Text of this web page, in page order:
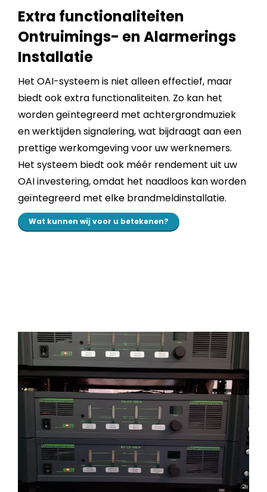
Extra functionaliteiten
Ontruimings- en Alarmerings
Installatie
Het OAI-systeem is niet alleen effectief, maar
biedt ook extra functionaliteiten. Zo kan het
worden geïntegreerd met achtergrondmuziek
en werktijden signalering, wat bijdraagt aan een
prettige werkomgeving voor uw werknemers.
Het systeem biedt ook méér rendement uit uw
OAI investering, omdat het naadloos kan worden
geïntegreerd met elke brandmeldinstallatie.
Wat kunnen wij voor u betekenen?